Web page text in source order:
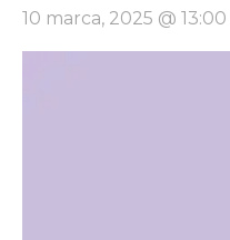
10 marca, 2025 @ 13:00